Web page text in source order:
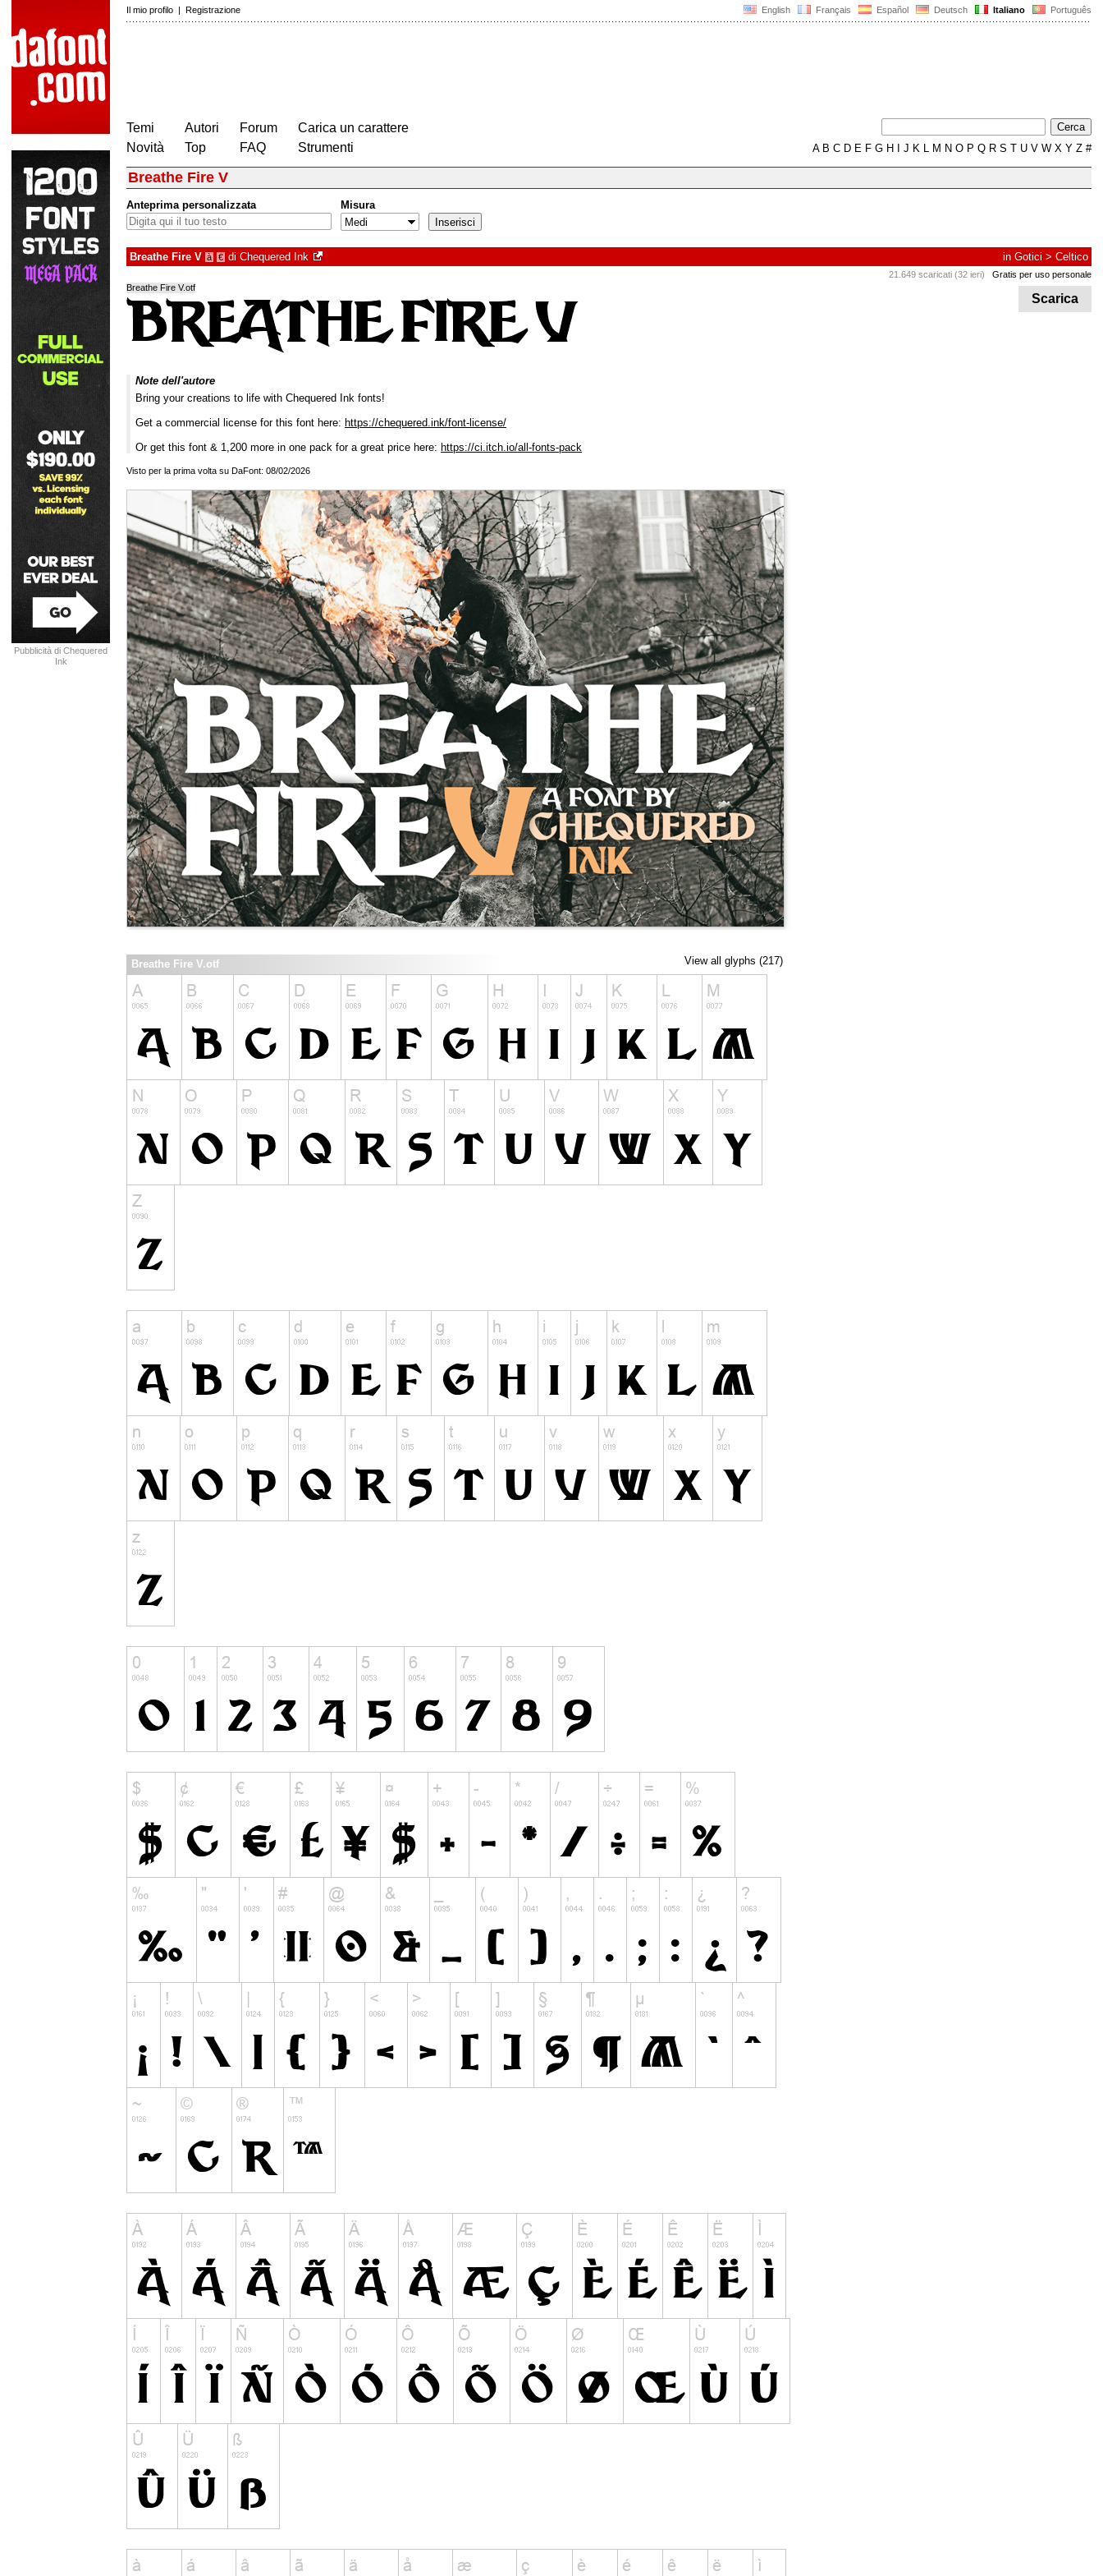
English Français Español Deutsch Italiano Português
Il mio profilo | Registrazione
Temi
Novità
Autori
Top
Forum
FAQ
Carica un carattere
Strumenti
AB C D E F G H J K L M N O P Q R S T U V W X Y Z #
Pubblicità di Chequered
Ink
Breathe Fire V
Anteprima personalizzata Misura
Breathe Fire V à € di Chequered Ink in Gotici > Celtico
21.649 scaricati (32 ieri) Gratis per uso personale
Scarica
Breathe Fire V.otf
Note dell'autore
Bring your creations to life with Chequered Ink fonts!
Get a commercial license for this font here: https://chequered.ink/font-license/
Or get this font & 1,200 more in one pack for a great price here: https://ci.itch.io/all-fonts-pack
Visto per la prima volta su DaFont: 08/02/2026
View all glyphs (217)
Breathe Fire V.otf